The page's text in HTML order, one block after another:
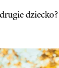
dziecko?